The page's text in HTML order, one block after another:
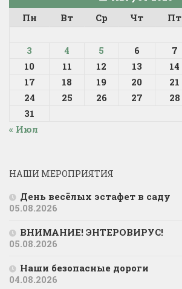
Пн
Вт Ср Чт Пт
3
4 5 6 7
10
11 12 13 14
17
18 19 20 21
24
25 26 27 28
31
« Июл
НАШИ МЕРОПРИЯТИЯ
День весёлых эстафет в саду
05.08.2026
ВНИМАНИЕ! ЭНТЕРОВИРУС!
05.08.2026
Наши безопасные дороги
04.08.2026